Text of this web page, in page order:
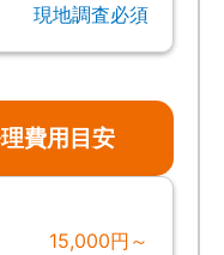
現地調査必須
費用目安
15,000円～